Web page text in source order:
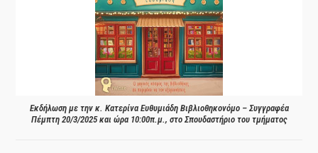
Εκδήλωση με την κ. Κατερίνα Ευθυμιάδη Βιβλιοθηκονόμο – Συγγραφέα
Πέμπτη 20/3/2025 και ώρα 10:00π.μ., στο Σπουδαστήριο του τμήματος